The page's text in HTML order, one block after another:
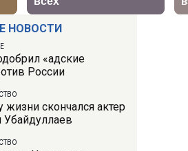
НОВОСТИ
«адские
России
жизни скончался актер